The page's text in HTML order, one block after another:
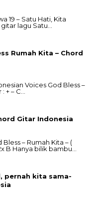
19 – Satu Hati, Kita
lagu Satu…
Rumah Kita – Chord
Voices God Bless –
+ – C…
Gitar Indonesia
– Rumah Kita – (
B Hanya bilik bambu…
pernah kita sama-